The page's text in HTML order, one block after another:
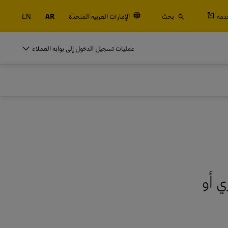
بحث الإمارات العربية المتحدة AR
EN
عمليات تسجيل الدخول إلى بوابة العملاء
أو